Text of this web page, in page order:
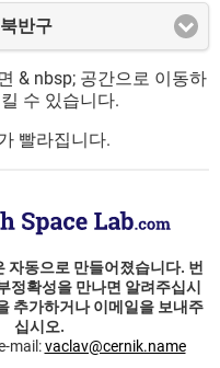
북반구
& nbsp; 공간으로 이동하
수 있습니다.
빨라집니다.
자동으로 만들어졌습니다. 번
정확성을 만나면 알려주십시
추가하거나 이메일을 보내주
십시오.
mail:vaclav@cernik.name